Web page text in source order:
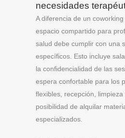
necesidades
A diferencia de un
espacio compartido para
salud debe cumplir con una
específicos. Esto incluye
la confidencialidad de las
espera confortable para los
flexibles, recepción, limpieza
posibilidad de alquilar
especializados.